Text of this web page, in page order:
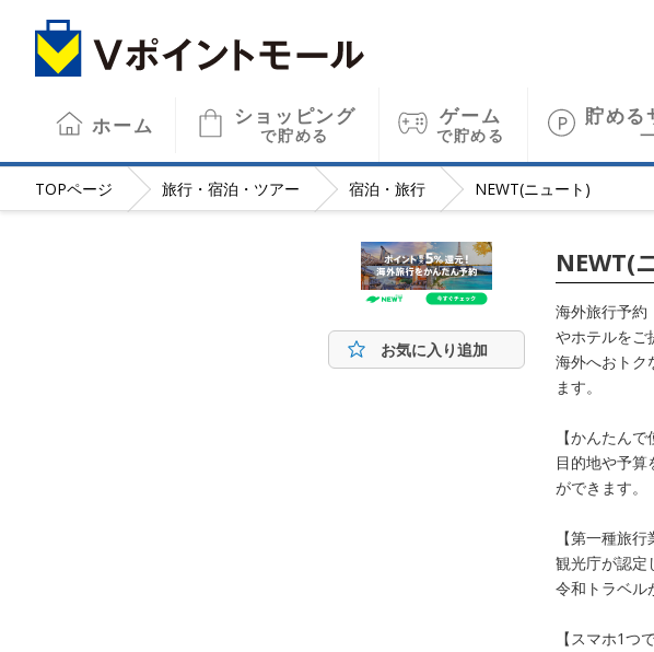
ホーム ショッピング
で貯める
ゲーム
で貯める
貯める
TOPページ 旅行・宿泊・ツアー 宿泊・旅行 NEWT(ニュート)
お気に入り追加
NEWT(
海外旅行予約
やホテルをご
海外へおトク
ます。
【かんたんで
目的地や予
ができます。
【第一種旅行
観光庁が認定
令和トラベル
【スマホ1つ